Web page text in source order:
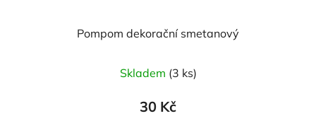
Pompom dekorační smetanový
Skladem (3 ks)
30 Kč